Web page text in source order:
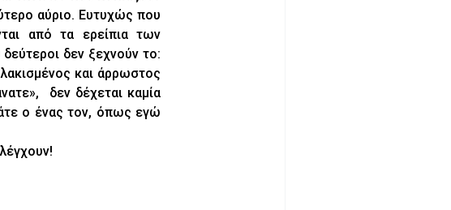
αύριο. Ευτυχώς που
από τα ερείπια των
δεν ξεχνούν το:
και άρρωστος
δεν δέχεται καμία
ο ένας τον, όπως εγώ